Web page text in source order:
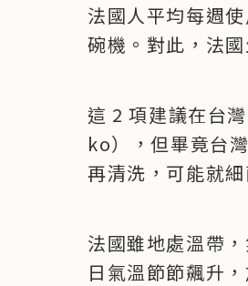
法國人平均每週
碗機。對此，法
這 2 項建議在台
ko），但畢竟台
再清洗，可能就
法國雖地處溫帶
日氣溫節節飆升